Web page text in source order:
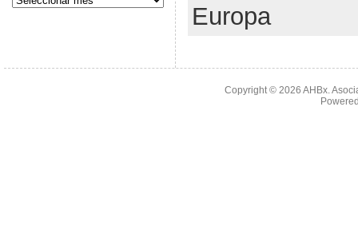
Europa
Copyright © 2026AHBx.